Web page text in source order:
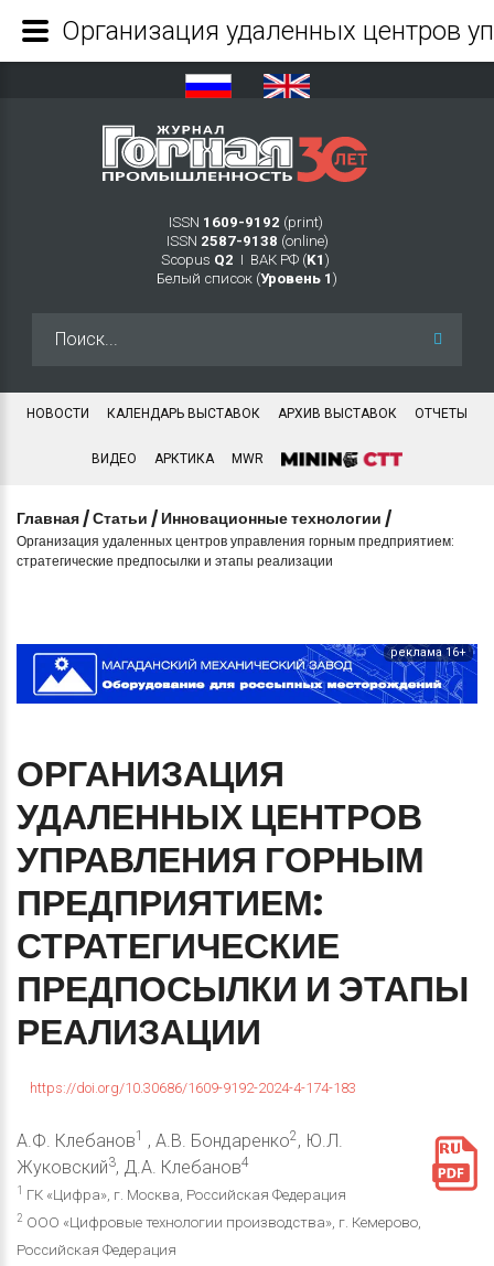
ISSN 1609-9192 (print)
ISSN 2587-9138 (online)
Scopus Q2 Ι ВАК РФ (K1 )
Белый список (Уровень 1 )
НОВОСТИ КАЛЕНДАРЬ ВЫСТАВОК АРХИВ ВЫСТАВОК ОТЧЕТЫ
ВИДЕО АРКТИКА MWR
Главная /Статьи / Инновационные технологии /
Организация удаленных центров управления горным предприятием:
стратегические предпосылки и этапы реализации
реклама 16+
ОРГАНИЗАЦИЯ
УДАЛЕННЫХ ЦЕНТРОВ
УПРАВЛЕНИЯ ГОРНЫМ
ПРЕДПРИЯТИЕМ:
СТРАТЕГИЧЕСКИЕ
ПРЕДПОСЫЛКИ И ЭТАПЫ
РЕАЛИЗАЦИИ
https://doi.org/10.30686/1609-9192-2024-4-174-183
А.Ф. Клебанов1 , А.В. Бондаренко2, Ю.Л.
Жуковский3, Д.А. Клебанов4
1 ГК «Цифра», г. Москва, Российская Федерация
2 ООО «Цифровые технологии производства», г. Кемерово,
Российская Федерация